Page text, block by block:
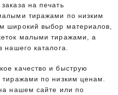
на печать
тиражами по низким
широкий выбор материалов,
малыми тиражами, а
нашего каталога.
качество и быструю
тиражами по низким ценам.
нашем сайте или по